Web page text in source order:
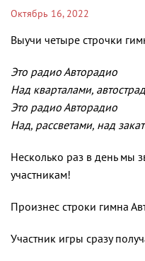
Октябрь 16, 2022
Выучи четыре строчки
Это радио Авторадио
Над кварталами,
Это радио Авторадио
Над, рассветами, над
Несколько раз в день мы
участникам!
Произнес строки гимна
Участник игры сразу